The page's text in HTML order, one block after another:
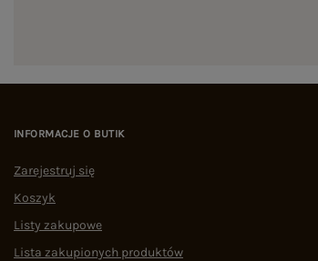
INFORMACJE O BUTIK
Zarejestruj się
Koszyk
Listy zakupowe
Lista zakupionych produktów